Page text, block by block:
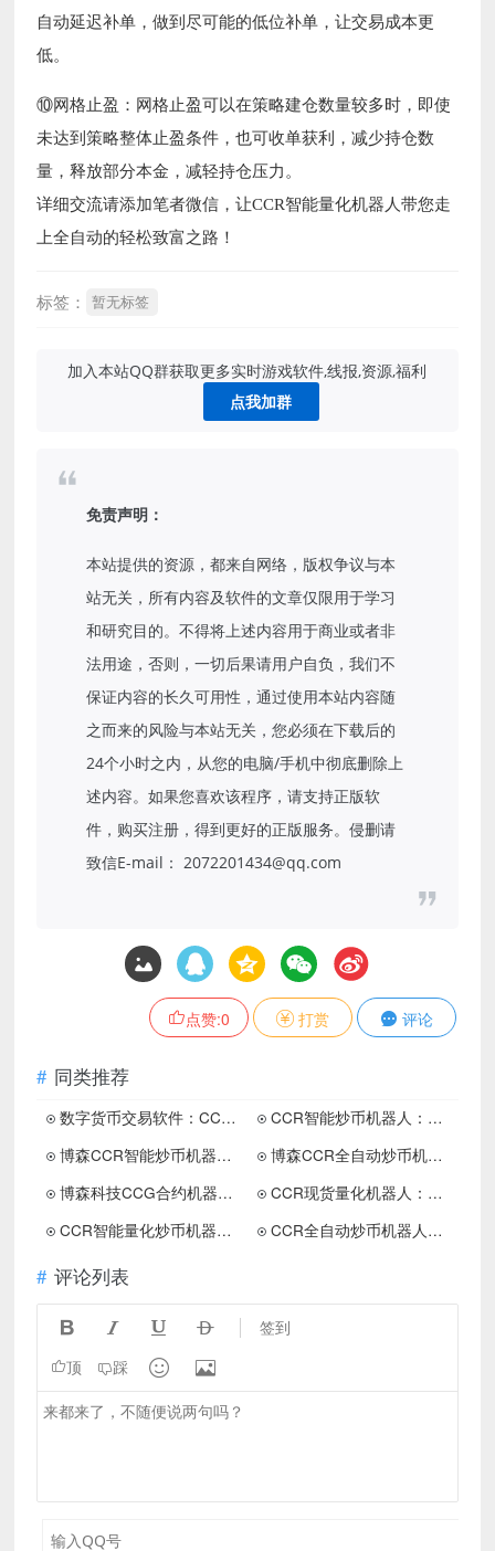
自动延迟补单，做到尽可能的低位补单，让交易成本更
低。
⑩网格止盈：网格止盈可以在策略建仓数量较多时，即使
未达到策略整体止盈条件，也可收单获利，减少持仓数
量，释放部分本金，减轻持仓压力。
详细交流请添加笔者微信，让CCR智能量化机器人带您走
上全自动的轻松致富之路！
标签： 暂无标签
加入本站QQ群获取更多实时游戏软件,线报,资源,福利
点我加群
免责声明：
本站提供的资源，都来自网络，版权争议与本
站无关，所有内容及软件的文章仅限用于学习
和研究目的。不得将上述内容用于商业或者非
法用途，否则，一切后果请用户自负，我们不
保证内容的长久可用性，通过使用本站内容随
之而来的风险与本站无关，您必须在下载后的
24个小时之内，从您的电脑/手机中彻底删除上
述内容。如果您喜欢该程序，请支持正版软
件，购买注册，得到更好的正版服务。侵删请
致信E-mail： 2072201434@qq.com
评论
打赏
点赞:0
同类推荐
数字货币交易软件：CCR全自动炒币机器人的好处有哪些
CCR智能炒币机器人：在币圈交易你知道自己最大的风险是什么吗
博森CCR智能炒币机器人：在币圈交易怎么样才能赚到钱呢
博森CCR全自动炒币机器人：为何比特币是币圈投资者的信仰
博森科技CCG合约机器人：币圈小白怎么样玩合约交易
CCR现货量化机器人：炒币是一场心灵与智慧的长远修行
CCR智能量化炒币机器人：长期的投资胜利来自正确的哲学
CCR全自动炒币机器人：币圈量化交易机器人是如何工作的
评论列表
    签到
顶 踩  